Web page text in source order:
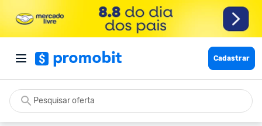
Cadastrar